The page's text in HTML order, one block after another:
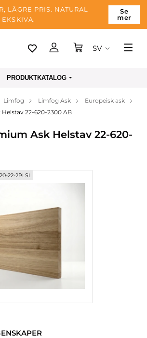
LÄGRE PRIS. NATURAL
EKSKIVA.
Se
mer
SV
PRODUKTKATALOG
Limfog Limfog Ask
Europeisk ask
22-620-2300 AB
Ask Helstav 22-620-
22-2PLSL